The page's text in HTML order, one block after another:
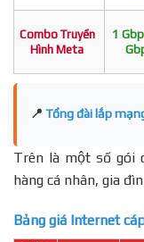
Combo Truyền
Hình Meta
1
📍 Tổng đài lắp
Trên là một số gói
hàng cá nhân, gia
Bảng giá Internet